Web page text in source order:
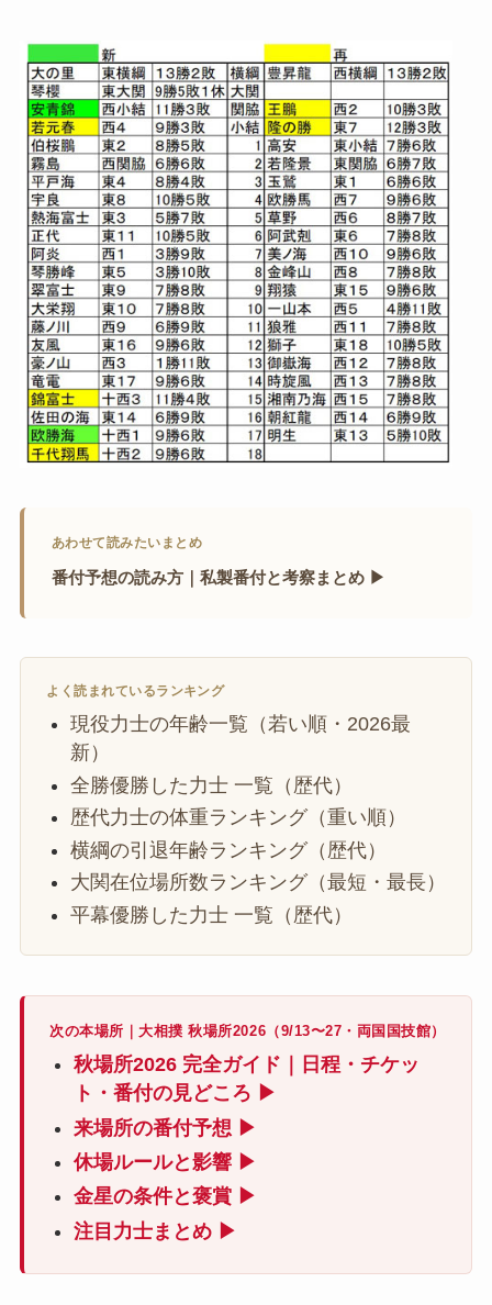
あわせて読みたいまとめ
番付予想の読み方｜私製番付と考察まとめ ▶
よく読まれているランキング
現役力士の年齢一覧（若い順・2026最
新）
全勝優勝した力士 一覧（歴代）
歴代力士の体重ランキング（重い順）
横綱の引退年齢ランキング（歴代）
大関在位場所数ランキング（最短・最長）
平幕優勝した力士 一覧（歴代）
次の本場所｜大相撲 秋場所2026（9/13〜27・両国国技館）
秋場所2026 完全ガイド｜日程・チケッ
ト・番付の見どころ ▶
来場所の番付予想 ▶
休場ルールと影響 ▶
金星の条件と褒賞 ▶
注目力士まとめ ▶